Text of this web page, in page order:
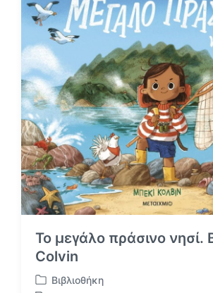
Το μεγάλο πράσινο νησί.
Colvin
Α
Βιβλιοθήκη